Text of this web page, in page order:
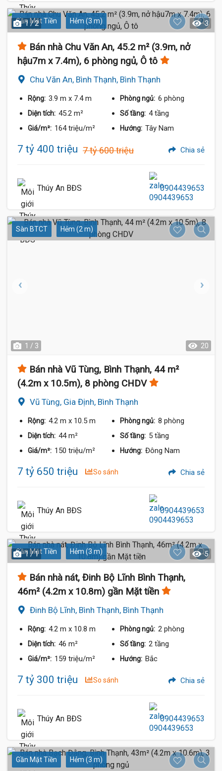
Gần Mặt Tiền Hẻm (3 m)
1 / 2 3
Bán nhà Chu Văn An, 45.2 m² (3.9m, nở
hậu7m x 7.4m), 6 phòng ngủ, Ô tô
Chu Văn An, Bình Thạnh, Bình Thạnh
Rộng: 3.9 m x 7.4 m Phòng ngủ: 6 phòng
Diện tích: 45.2 m² Số tầng: 4 tầng
Giá/m²: 164 triệu/m² Hướng: Tây Nam
7 tỷ 400 triệu 7 tỷ 600 triệu Chia sẻ
Thúy An BĐS 0904439653
Sàn BTCT Hẻm (2 m)
1 / 3 20
Bán nhà Vũ Tùng, Bình Thạnh, 44 m²
(4.2m x 10.5m), 8 phòng CHDV
Vũ Tùng, Gia Định, Bình Thạnh
Rộng: 4.2 m x 10.5 m Phòng ngủ: 8 phòng
Diện tích: 44 m² Số tầng: 5 tầng
Giá/m²: 150 triệu/m² Hướng: Đông Nam
7 tỷ 650 triệu So sánh Chia sẻ
Thúy An BĐS 0904439653
Gần Mặt Tiền Hẻm (3 m)
1 / 1 5
Bán nhà nát, Đinh Bộ Lĩnh Bình Thạnh,
46m² (4.2m x 10.8m) gần Mặt tiền
Đinh Bộ Lĩnh, Bình Thạnh, Bình Thạnh
Rộng: 4.2 m x 10.8 m Phòng ngủ: 2 phòng
Diện tích: 46 m² Số tầng: 2 tầng
Giá/m²: 159 triệu/m² Hướng: Bắc
7 tỷ 300 triệu So sánh Chia sẻ
Thúy An BĐS 0904439653
Gần Mặt Tiền Hẻm (3 m)